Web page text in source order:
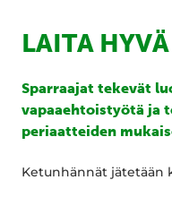
LAITA
Sparraajat tekevät
vapaaehtoistyötä ja
periaatteiden
Ketunhännät jätetään